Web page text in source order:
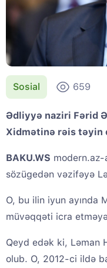
Sosial 659
Ədliyyə naziri Fərid
Xidmətinə rəis təyin
BAKU.WS
sözügedən vəzifəyə
O, bu ilin iyun ayında
müvəqqəti icra
Qeyd edək ki, Ləman
olub. O, 2012-ci ildə